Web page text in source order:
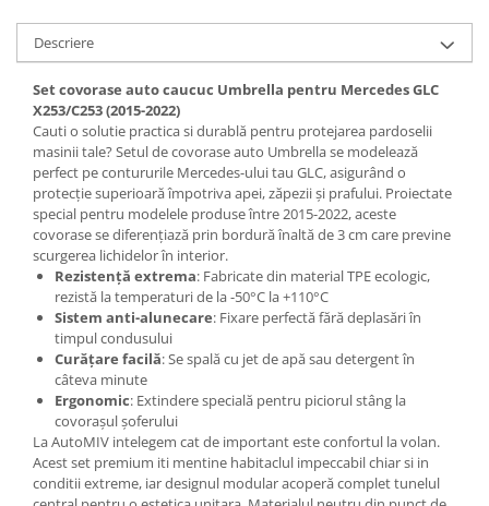
Descriere
Set covorase auto caucuc Umbrella pentru Mercedes GLC
X253/C253 (2015-2022)
Cauti o solutie practica si durablă pentru protejarea pardoselii
masinii tale? Setul de covorase auto Umbrella se modelează
perfect pe contururile Mercedes-ului tau GLC, asigurând o
protecție superioară împotriva apei, zăpezii și prafului. Proiectate
special pentru modelele produse între 2015-2022, aceste
covorase se diferenţiază prin bordură înaltă de 3 cm care previne
scurgerea lichidelor în interior.
Rezistență extrema: Fabricate din material TPE ecologic,
rezistă la temperaturi de la -50°C la +110°C
Sistem anti-alunecare: Fixare perfectă fără deplasări în
timpul condusului
Curățare facilă: Se spală cu jet de apă sau detergent în
câteva minute
Ergonomic: Extindere specială pentru piciorul stâng la
covorașul șoferului
La AutoMIV intelegem cat de important este confortul la volan.
Acest set premium iti mentine habitaclul impeccabil chiar si in
conditii extreme, iar designul modular acoperă complet tunelul